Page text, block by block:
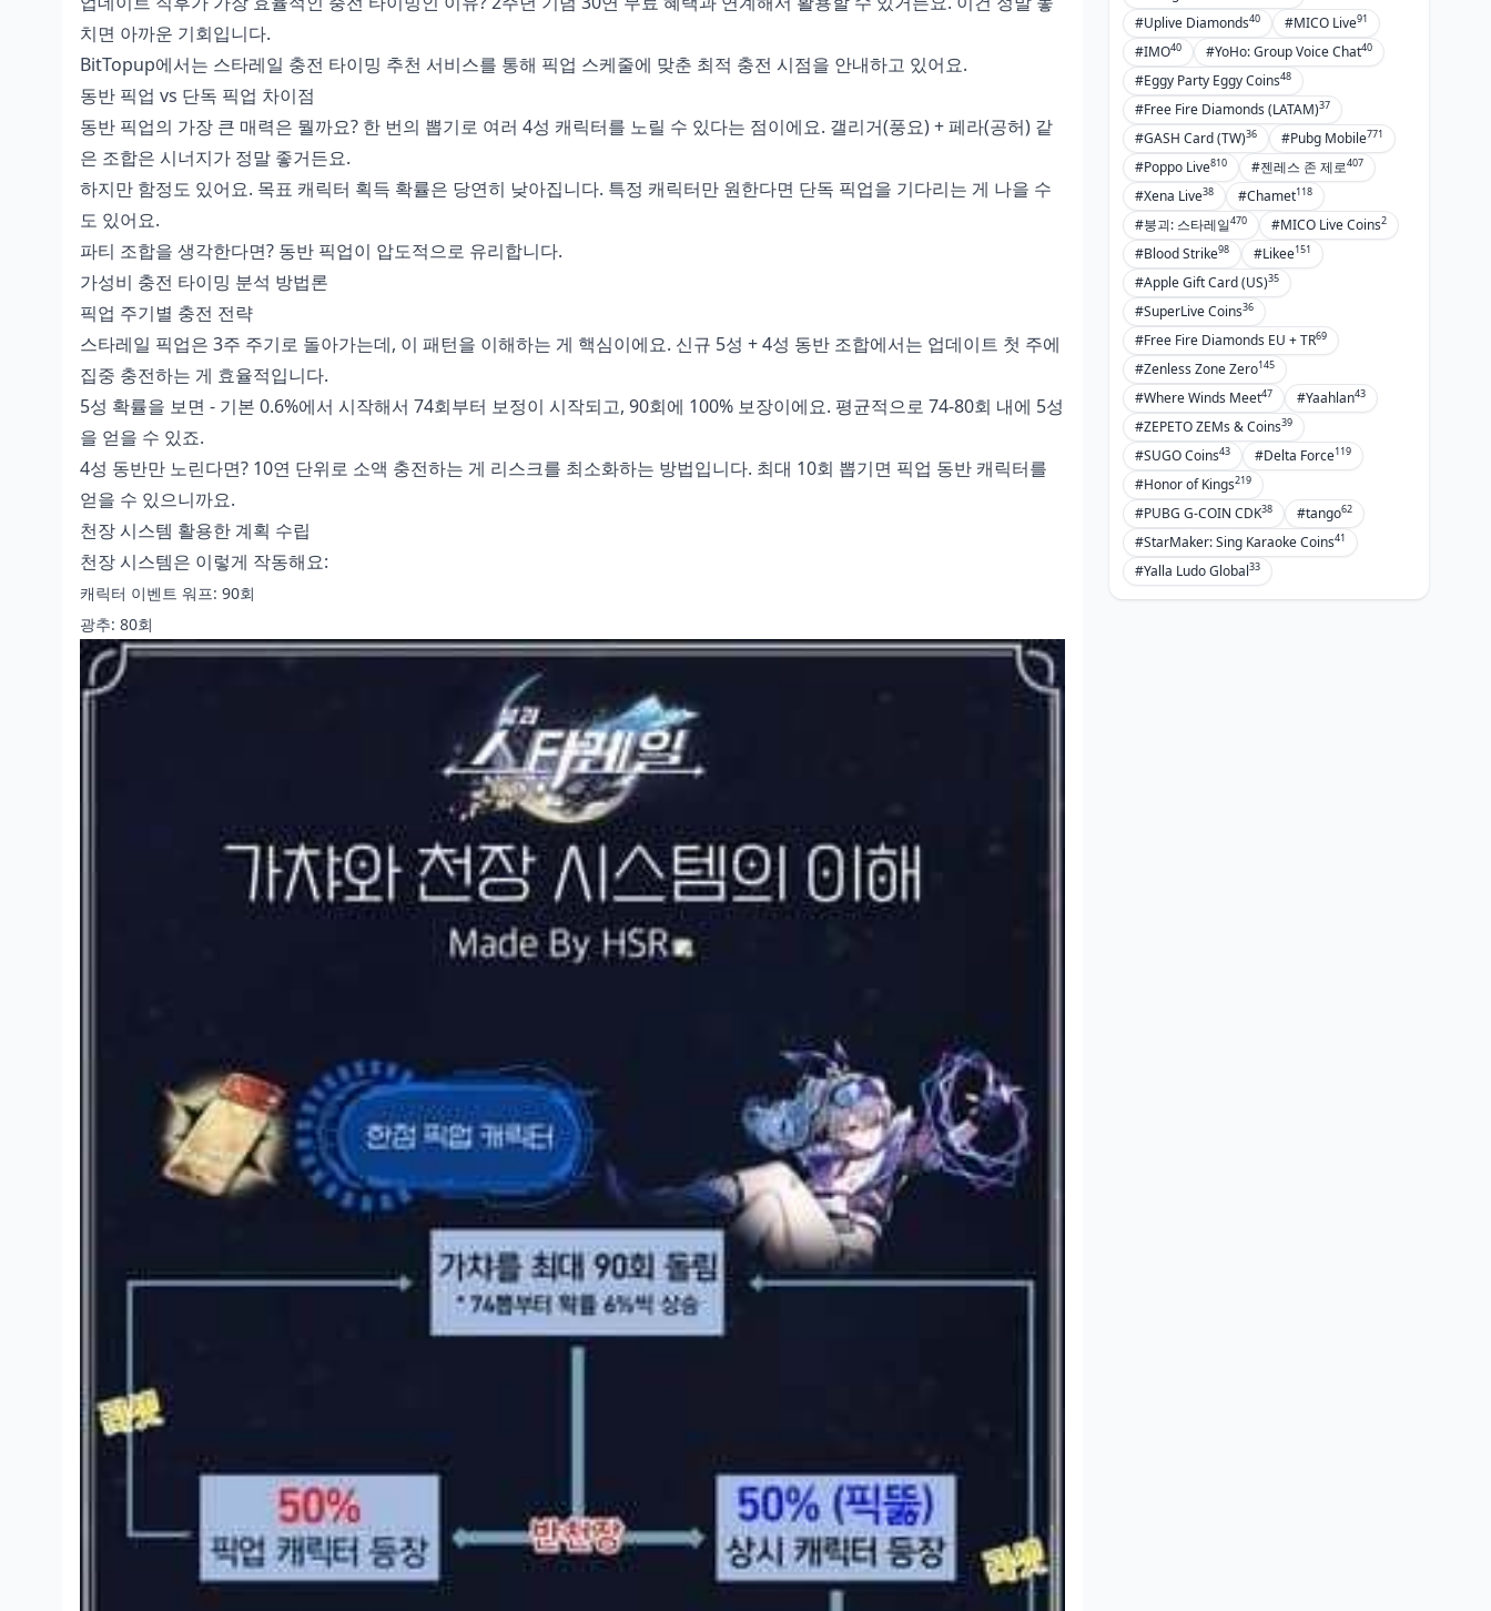
치면 아까운 기회입니다.
BitTopup에서는 스타레일 충전 타이밍 추천 서비스를 통해 픽업 스케줄에 맞춘 최적 충전 시점을 안내하고 있어요.
동반 픽업 vs 단독 픽업 차이점
동반 픽업의 가장 큰 매력은 뭘까요? 한 번의 뽑기로 여러 4성 캐릭터를 노릴 수 있다는 점이에요. 갤리거(풍요) + 페라(공허) 같
은 조합은 시너지가 정말 좋거든요.
하지만 함정도 있어요. 목표 캐릭터 획득 확률은 당연히 낮아집니다. 특정 캐릭터만 원한다면 단독 픽업을 기다리는 게 나을 수
도 있어요.
파티 조합을 생각한다면? 동반 픽업이 압도적으로 유리합니다.
가성비 충전 타이밍 분석 방법론
픽업 주기별 충전 전략
스타레일 픽업은 3주 주기로 돌아가는데, 이 패턴을 이해하는 게 핵심이에요. 신규 5성 + 4성 동반 조합에서는 업데이트 첫 주에
집중 충전하는 게 효율적입니다.
5성 확률을 보면 - 기본 0.6%에서 시작해서 74회부터 보정이 시작되고, 90회에 100% 보장이에요. 평균적으로 74-80회 내에 5성
을 얻을 수 있죠.
4성 동반만 노린다면? 10연 단위로 소액 충전하는 게 리스크를 최소화하는 방법입니다. 최대 10회 뽑기면 픽업 동반 캐릭터를
얻을 수 있으니까요.
천장 시스템 활용한 계획 수립
천장 시스템은 이렇게 작동해요:
캐릭터 이벤트 워프: 90회
광추: 80회
#Uplive Diamonds40 #MICO Live91
#IMO40 #YoHo: Group Voice Chat40
#Eggy Party Eggy Coins48
#Free Fire Diamonds (LATAM)37
#GASH Card (TW)36 #Pubg Mobile771
#Poppo Live810 #젠레스 존 제로407
#Xena Live38 #Chamet118
#붕괴: 스타레일470 #MICO Live Coins2
#Blood Strike98 #Likee151
#Apple Gift Card (US)35
#SuperLive Coins36
#Free Fire Diamonds EU + TR69
#Zenless Zone Zero145
#Where Winds Meet47 #Yaahlan43
#ZEPETO ZEMs & Coins39
#SUGO Coins43 #Delta Force119
#Honor of Kings219
#PUBG G-COIN CDK38 #tango62
#StarMaker: Sing Karaoke Coins41
#Yalla Ludo Global33